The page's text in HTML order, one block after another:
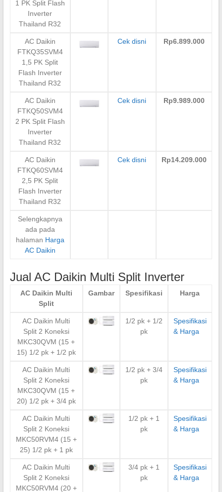
1 PK Split Flash
Inverter
Thailand R32
AC Daikin
FTKQ35SVM4
1,5 PK Split
Flash Inverter
Thailand R32
Cek disni Rp6.899.000
AC Daikin
FTKQ50SVM4
2 PK Split Flash
Inverter
Thailand R32
Cek disni Rp9.989.000
AC Daikin
FTKQ60SVM4
2,5 PK Split
Flash Inverter
Thailand R32
Cek disni Rp14.209.000
Selengkapnya
ada pada
halaman Harga
AC Daikin
Jual AC Daikin Multi Split Inverter
AC Daikin Multi
Split
Gambar Spesifikasi Harga
AC Daikin Multi
Split 2 Koneksi
MKC30QVM (15 +
15) 1/2 pk + 1/2 pk
1/2 pk + 1/2
pk
Spesifikasi
& Harga
AC Daikin Multi
Split 2 Koneksi
MKC30QVM (15 +
20) 1/2 pk + 3/4 pk
1/2 pk + 3/4
pk
Spesifikasi
& Harga
AC Daikin Multi
Split 2 Koneksi
MKC50RVM4 (15 +
25) 1/2 pk + 1 pk
1/2 pk + 1
pk
Spesifikasi
& Harga
AC Daikin Multi
Split 2 Koneksi
MKC50RVM4 (20 +
3/4 pk + 1
pk
Spesifikasi
& Harga